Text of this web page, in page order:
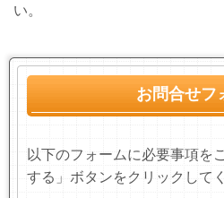
い。
お問合せフ
以下のフォームに必要事項を
する」ボタンをクリックして